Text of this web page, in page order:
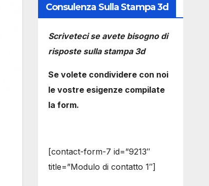
Consulenza Sulla Stampa 3d
Scriveteci se avete bisogno di
risposte sulla stampa 3d
Se volete condividere con noi
le vostre esigenze compilate
la form.
[contact-form-7 id=”9213″
title=”Modulo di contatto 1″]